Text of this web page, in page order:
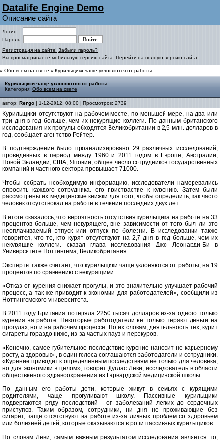
Datalife Engine Demo
Описание сайта
Логин:
Пароль:
Регистрация на сайте! Забыли пароль?
Вы просматриваете мобильную версию сайта. Перейти на полную версию сайта.
» Обо всем на свете » Курильщики чаще уклоняются от работы
Курильщики чаще уклоняются от работы
Категория: Обо всем на свете
автор: Rengo | 1-12-2012, 08:00 | Просмотров: 2739
Курильщики отсутствуют на рабочем месте, по меньшей мере, на два или
три дня в год больше, чем их некурящие коллеги. По данным британского
исследования их прогулы обходятся Великобритании в 2,5 млн. долларов в
год, сообщает агентство Рейтер.
В подтверждение было проанализировано 29 различных исследований,
проведенных в период между 1960 и 2011 годом в Европе, Австралии,
Новой Зеландии, США, Японии, общее число сотрудников государственных
компаний и частного сектора превышает 71000.
Чтобы собрать необходимую информацию, исследователи намеревались
опросить каждого сотрудника, его пристрастие к курению. Затем были
рассмотрены их медицинские книжки для того, чтобы определить, как часто
человек отсутствовал на работе в течение последних двух лет.
В итоге оказалось, что вероятность отсутствия курильщика на работе на 33
процентов больше, чем некурящего, вне зависимости от того был ли это
неоплачиваемый отпуск или отпуск по болезни. В исследовании также
говорится, что те, кто курят отсутствуют на 2,7 дня в год больше, чем их
некурящие коллеги, сказал глава исследования Джо Леонарди-Би в
Университете Ноттингема, Великобритания.
Эксперты также считает, что курильщики чаще уклоняются от работы, на 19
процентов по сравнению с некурящими.
«Отказ от курения снижает прогулы, и это значительно улучшает рабочий
процесс, а так же приводит к экономии для работодателей», сообщили из
Ноттингемского университета.
В 2011 году Британия потеряла 2250 тысяч долларов из-за одного только
курения на работе. Некоторые работодатели не только теряют деньги на
прогулах, но и на рабочем процессе. По их словам, деятельность тех, курит
сигареты гораздо ниже, из-за частых пауз и перекуров.
«Конечно, самое губительное последствие курение наносит не карьерному
росту, а здоровью», в один голоса соглашаются работодатели и сотрудники.
«Курение приводит к определенным последствиям не только для человека,
но для экономики в целом», говорит Дуглас Леви, исследователь в области
общественного здравоохранения из Гарвардской медицинской школы.
По данным его работы дети, которые живут в семьях с курящими
родителями, чаще прогуливают школу. Пассивные курильщики
подвергаются ряду последствий - от заболеваний легких до сердечных
приступов. Таким образом, сотрудники, ни дня не проживающие без
сигарет, чаще отсутствуют на работе из-за личных проблем со здоровьем
или болезней детей, которые оказываются в роли пассивных курильщиков.
По словам Леви, самым важным результатом исследования является то,